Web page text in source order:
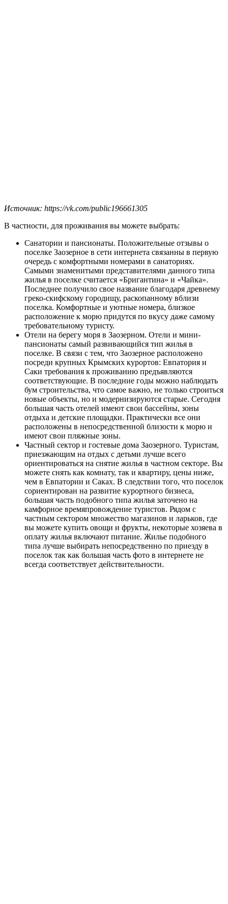
Источник: https://vk.com/public196661305
В частности, для проживания вы можете выбрать:
Санатории и пансионаты. Положительные отзывы о
поселке Заозерное в сети интернета связанны в первую
очередь с комфортными номерами в санаториях.
Самыми знаменитыми представителями данного типа
жилья в поселке считается «Бригантина» и «Чайка».
Последнее получило свое название благодаря древнему
греко-скифскому городищу, раскопанному вблизи
поселка. Комфортные и уютные номера, близкое
расположение к морю придутся по вкусу даже самому
требовательному туристу.
Отели на берегу моря в Заозерном. Отели и мини-
пансионаты самый развивающийся тип жилья в
поселке. В связи с тем, что Заозерное расположено
посреди крупных Крымских курортов: Евпатория и
Саки требования к проживанию предъявляются
соответствующие. В последние годы можно наблюдать
бум строительства, что самое важно, не только строиться
новые объекты, но и модернизируются старые. Сегодня
большая часть отелей имеют свои бассейны, зоны
отдыха и детские площадки. Практически все они
расположены в непосредственной близости к морю и
имеют свои пляжные зоны.
Частный сектор и гостевые дома Заозерного. Туристам,
приезжающим на отдых с детьми лучше всего
ориентироваться на снятие жилья в частном секторе. Вы
можете снять как комнату, так и квартиру, цены ниже,
чем в Евпатории и Саках. В следствии того, что поселок
сориентирован на развитие курортного бизнеса,
большая часть подобного типа жилья заточено на
камфорное времяпровождение туристов. Рядом с
частным сектором множество магазинов и ларьков, где
вы можете купить овощи и фрукты, некоторые хозяева в
оплату жилья включают питание. Жилье подобного
типа лучше выбирать непосредственно по приезду в
поселок так как большая часть фото в интернете не
всегда соответствует действительности.